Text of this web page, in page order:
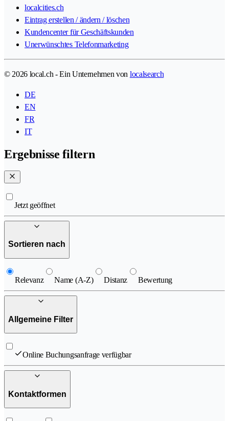
localcities.ch
Eintrag erstellen / ändern / löschen
Kundencenter für Geschäftskunden
Unerwünschtes Telefonmarketing
© 2026 local.ch - Ein Unternehmen von localsearch
DE
EN
FR
IT
Ergebnisse filtern
Jetzt geöffnet
Sortieren nach
Relevanz Name (A-Z) Distanz Bewertung
Allgemeine Filter
Online Buchungsanfrage verfügbar
Kontaktformen